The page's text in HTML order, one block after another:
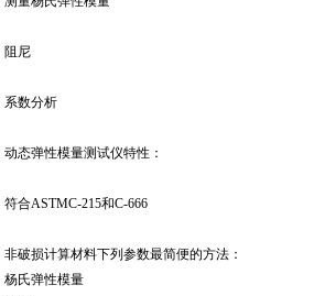
阻尼
系数分析
动态弹性模量测试仪特性：
符合ASTMC-215和C-666
非破损计算材料下列参数最简便的方法：
杨氏弹性模量